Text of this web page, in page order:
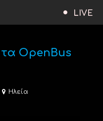
LIVE
τα OpenBus
Ηλεία